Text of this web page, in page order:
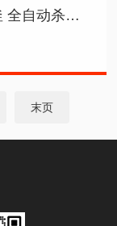
0712小型不锈钢全自动食品灭菌釜 全自动杀菌釜
末页